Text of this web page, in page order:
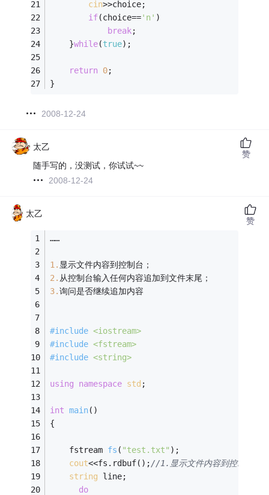
cin>>choice;
if(choice=='n' )
break;
    }
while(true);
return 0;
}
2008-12-24
太乙
随手写的，没测试，你试试~~
2008-12-24
赞
太乙
……
1. 显示文件内容到控制台；
2. 从控制台输入任何内容追加到文件末尾；
3.询问是否继续追加内容
#include <iostream>
#include <fstream>
#include <string>
using namespace std ;
int main()
{
fstream fs ( "test.txt" ) ;
cout<<fs.rdbuf();//1.显示文件内容到控制台；
string line;
do
赞